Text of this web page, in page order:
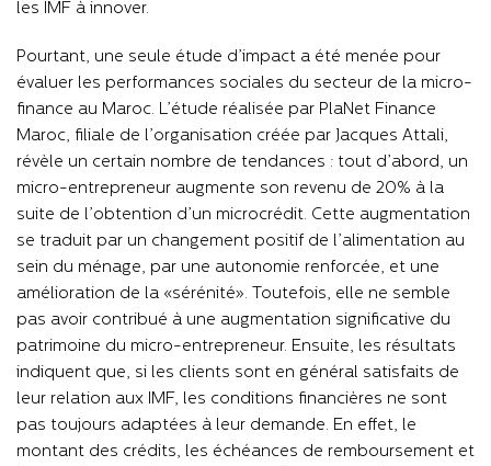
les IMF à innover.
Pourtant, une seule étude d’impact a été menée pour
évaluer les performances sociales du secteur de la micro-
finance au Maroc. L’étude réalisée par PlaNet Finance
Maroc, filiale de l’organisation créée par Jacques Attali,
révèle un certain nombre de tendances : tout d’abord, un
micro-entrepreneur augmente son revenu de 20% à la
suite de l’obtention d’un microcrédit. Cette augmentation
se traduit par un changement positif de l’alimentation au
sein du ménage, par une autonomie renforcée, et une
amélioration de la «sérénité». Toutefois, elle ne semble
pas avoir contribué à une augmentation significative du
patrimoine du micro-entrepreneur. Ensuite, les résultats
indiquent que, si les clients sont en général satisfaits de
leur relation aux IMF, les conditions financières ne sont
pas toujours adaptées à leur demande. En effet, le
montant des crédits, les échéances de remboursement et